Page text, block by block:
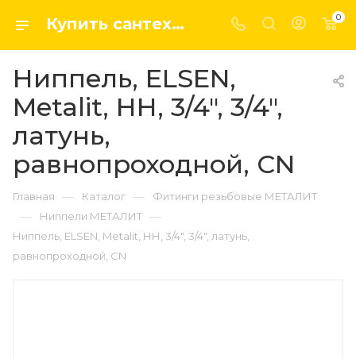
Купить сантехнику, системы отопление и водоснабжения оптом и в розницу в интернет-магазине elsen-opt.ru 0
Ниппель, ELSEN,
Metalit, НН, 3/4", 3/4",
латунь,
равнопроходной, CN
Главная — Каталог — Фитинги резьбовые МЕТАЛИТ
— Ниппели МЕТАЛИТ —
Ниппель, ELSEN, Metalit, НН, 3/4", 3/4", латунь,
равнопроходной, CN